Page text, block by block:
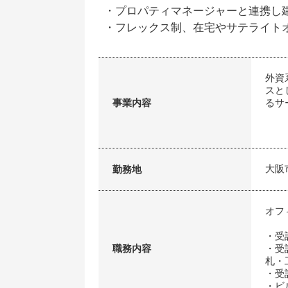
・プロパティマネージャーと連携
・フレックス制、在宅やサテライト
事業内容
外資
スと
るサ
勤務地 大阪
職務内容
オフ
・
・
札・
・